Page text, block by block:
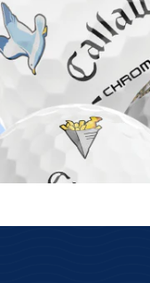
auf Lager